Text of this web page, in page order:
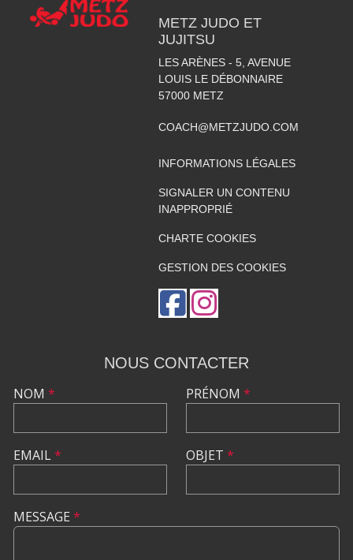
METZ JUDO ET
JUJITSU
LES ARÈNES - 5, AVENUE
LOUIS LE DÉBONNAIRE
57000 METZ
COACH@METZJUDO.COM
INFORMATIONS LÉGALES
SIGNALER UN CONTENU
INAPPROPRIÉ
CHARTE COOKIES
GESTION DES COOKIES
NOUS CONTACTER
NOM *
EMAIL*
PRÉNOM *
OBJET *
MESSAGE *